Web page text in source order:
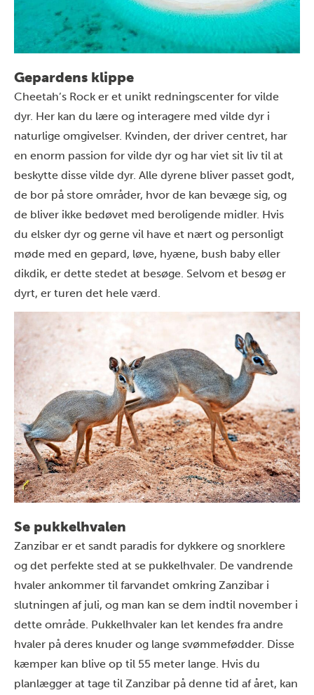
Gepardens klippe
Cheetah’s Rock er et unikt redningscenter for vilde
dyr. Her kan du lære og interagere med vilde dyr i
naturlige omgivelser. Kvinden, der driver centret, har
en enorm passion for vilde dyr og har viet sit liv til at
beskytte disse vilde dyr. Alle dyrene bliver passet godt,
de bor på store områder, hvor de kan bevæge sig, og
de bliver ikke bedøvet med beroligende midler. Hvis
du elsker dyr og gerne vil have et nært og personligt
møde med en gepard, løve, hyæne, bush baby eller
dikdik, er dette stedet at besøge. Selvom et besøg er
dyrt, er turen det hele værd.
Se pukkelhvalen
Zanzibar er et sandt paradis for dykkere og snorklere
og det perfekte sted at se pukkelhvaler. De vandrende
hvaler ankommer til farvandet omkring Zanzibar i
slutningen af juli, og man kan se dem indtil november i
dette område. Pukkelhvaler kan let kendes fra andre
hvaler på deres knuder og lange svømmefødder. Disse
kæmper kan blive op til 55 meter lange. Hvis du
planlægger at tage til Zanzibar på denne tid af året, kan